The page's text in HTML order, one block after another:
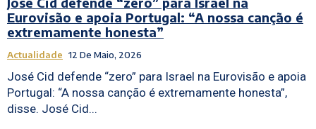
Eurovisão e apoia Portugal: “A nossa canção é
extremamente honesta”
Actualidade 12 De Maio, 2026
José Cid defende “zero” para Israel na Eurovisão e apoia
Portugal: “A nossa canção é extremamente honesta”,
disse. José Cid...